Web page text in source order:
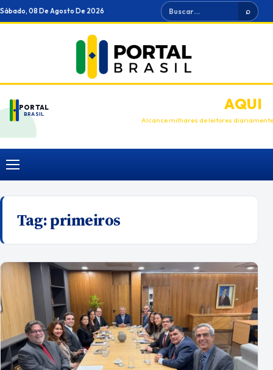
Ir
para
Sábado, 08 De Agosto De 2026 Buscar ⌕
PORTAL
BRASIL
ANUNCIEAQUI
Alcance milhares de leitores diariamente
Menu
Tag:primeiros